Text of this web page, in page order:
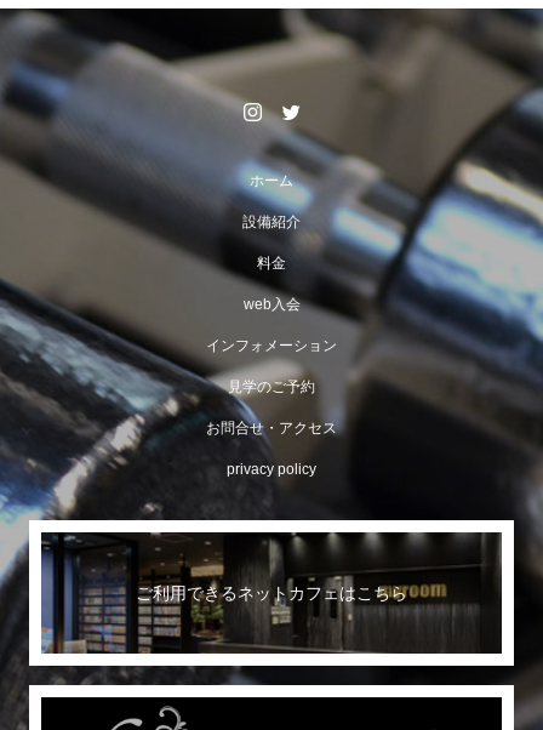
ホーム
設備紹介
料金
web入会
インフォメーション
見学のご予約
お問合せ・アクセス
privacy policy
ご利用できるネットカフェはこちら